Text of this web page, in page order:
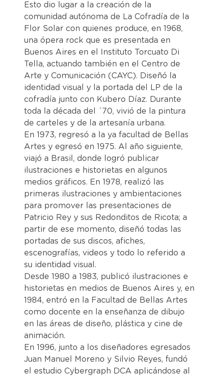
Esto dio lugar a la creación de la
comunidad autónoma de La Cofradía de la
Flor Solar con quienes produce, en 1968,
una ópera rock que es presentada en
Buenos Aires en el Instituto Torcuato Di
Tella, actuando también en el Centro de
Arte y Comunicación (CAYC). Diseñó la
identidad visual y la portada del LP de la
cofradía junto con Kubero Díaz. Durante
toda la década del ´70, vivió de la pintura
de carteles y de la artesanía urbana.
En 1973, regresó a la ya facultad de Bellas
Artes y egresó en 1975. Al año siguiente,
viajó a Brasil, donde logró publicar
ilustraciones e historietas en algunos
medios gráficos. En 1978, realizó las
primeras ilustraciones y ambientaciones
para promover las presentaciones de
Patricio Rey y sus Redonditos de Ricota; a
partir de ese momento, diseñó todas las
portadas de sus discos, afiches,
escenografías, videos y todo lo referido a
su identidad visual.
Desde 1980 a 1983, publicó ilustraciones e
historietas en medios de Buenos Aires y, en
1984, entró en la Facultad de Bellas Artes
como docente en la enseñanza de dibujo
en las áreas de diseño, plástica y cine de
animación.
En 1996, junto a los diseñadores egresados
Juan Manuel Moreno y Silvio Reyes, fundó
el estudio Cybergraph DCA aplicándose al